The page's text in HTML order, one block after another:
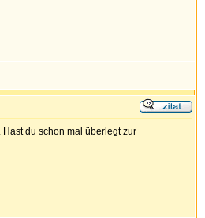
du schon mal überlegt zur